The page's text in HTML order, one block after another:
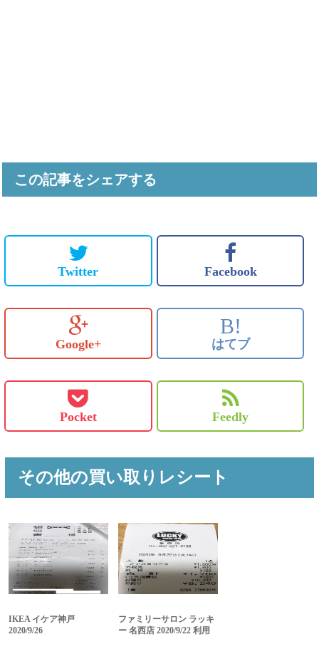
この記事をシェアする
Twitter Facebook
Google+
B!
はてブ
Pocket Feedly
その他の買い取りレシート
IKEA イケア神戸
2020/9/26
ファミリーサロン ラッキ
ー 名西店 2020/9/22 利用